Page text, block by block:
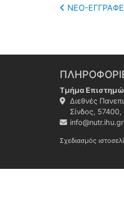
Post
ΝΕΟ-
Τμήμα
Διεθνές
Σίνδος,
info@nutr.ihu.gr
Σχεδιασμός